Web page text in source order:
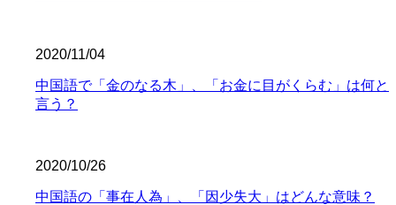
2020/11/04
中国語で「金のなる木」、「お金に目がくらむ」は何と
言う？
2020/10/26
中国語の「事在人為」、「因少失大」はどんな意味？